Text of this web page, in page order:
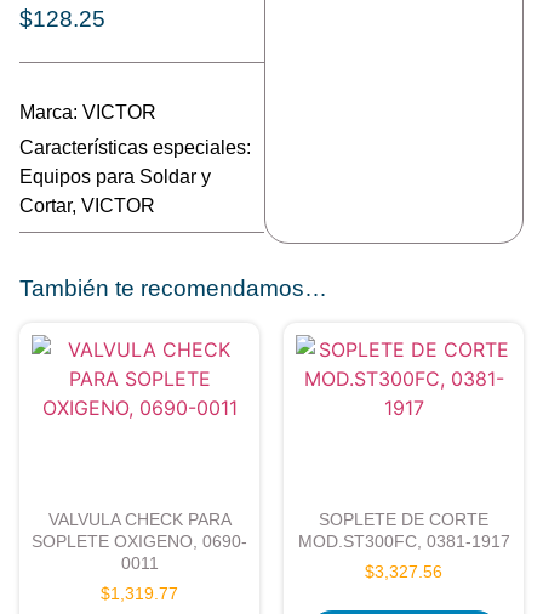
$128.25
Marca: VICTOR
Características especiales:
Equipos para Soldar y
Cortar, VICTOR
También te recomendamos…
VALVULA CHECK PARA
SOPLETE OXIGENO, 0690-
0011
$1,319.77
SOPLETE DE CORTE
MOD.ST300FC, 0381-1917
$3,327.56